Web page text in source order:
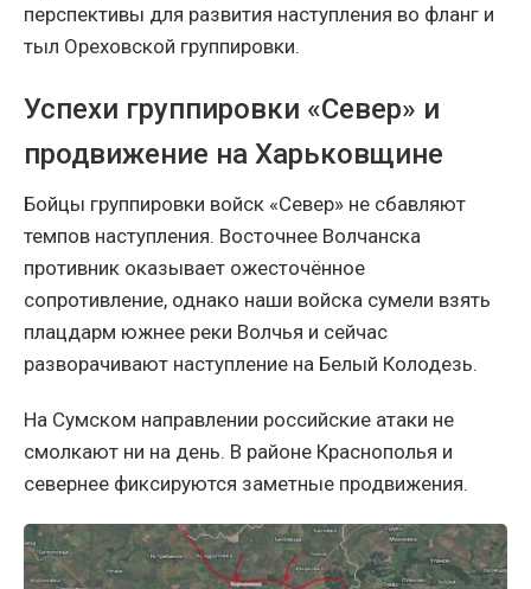
перспективы для развития наступления во фланг и
тыл Ореховской группировки.
Успехи группировки «Север» и
продвижение на Харьковщине
Бойцы группировки войск «Север» не сбавляют
темпов наступления. Восточнее Волчанска
противник оказывает ожесточённое
сопротивление, однако наши войска сумели взять
плацдарм южнее реки Волчья и сейчас
разворачивают наступление на Белый Колодезь.
На Сумском направлении российские атаки не
смолкают ни на день. В районе Краснополья и
севернее фиксируются заметные продвижения.